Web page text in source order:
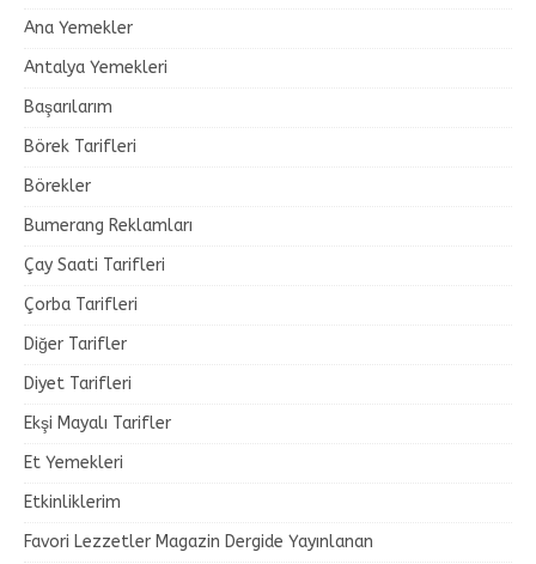
Ana Yemekler
Antalya Yemekleri
Başarılarım
Börek Tarifleri
Börekler
Bumerang Reklamları
Çay Saati Tarifleri
Çorba Tarifleri
Diğer Tarifler
Diyet Tarifleri
Ekşi Mayalı Tarifler
Et Yemekleri
Etkinliklerim
Favori Lezzetler Magazin Dergide Yayınlanan